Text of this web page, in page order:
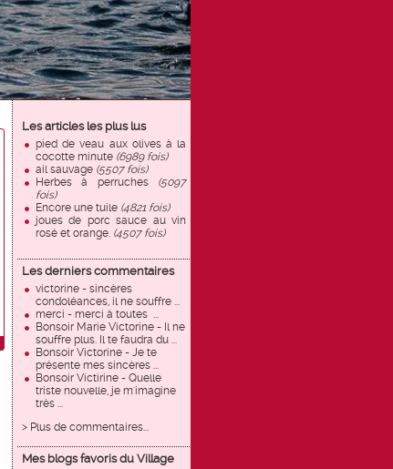
Les articles les plus lus
pied de veau aux olives à la
cocotte minute (6989 fois)
ail sauvage (5507 fois)
Herbes à perruches (5097
fois)
Encore une tuile (4821 fois)
joues de porc sauce au vin
rosé et orange. (4507 fois)
Les derniers commentaires
victorine - sincères
condoléances, il ne souffre ...
merci - merci à toutes ...
Bonsoir Marie Victorine - Il ne
souffre plus. Il te faudra du ...
Bonsoir Victorine - Je te
présente mes sincères ...
Bonsoir Victirine - Quelle
triste nouvelle, je m'imagine
très ...
> Plus de commentaires...
Mes blogs favoris du Village